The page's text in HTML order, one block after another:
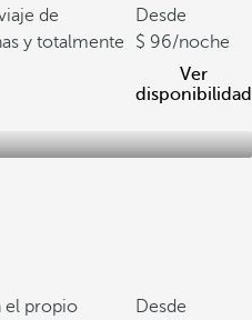
de
y totalmente
Desde
96/noche
Ver
disponibilidad
el propio
Desde